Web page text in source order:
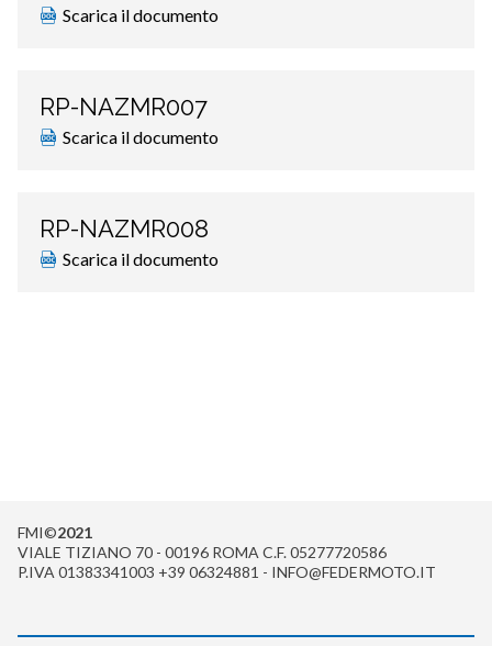
Scarica il documento
RP-NAZMR007
Scarica il documento
RP-NAZMR008
Scarica il documento
FMI©2021
VIALE TIZIANO 70 - 00196 ROMA C.F. 05277720586
P.IVA 01383341003 +39 06324881 - INFO@FEDERMOTO.IT